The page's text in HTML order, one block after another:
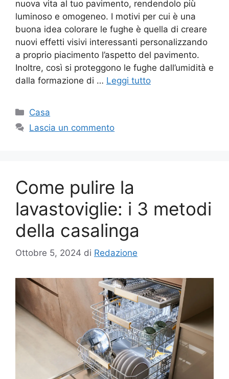
nuova vita al tuo pavimento, rendendolo più
luminoso e omogeneo. I motivi per cui è una
buona idea colorare le fughe è quella di creare
nuovi effetti visivi interessanti personalizzando
a proprio piacimento l’aspetto del pavimento.
Inoltre, così si proteggono le fughe dall’umidità e
dalla formazione di … Leggi tutto
Categorie
Casa
Lascia un commento
Come pulire la
lavastoviglie: i 3 metodi
della casalinga
Ottobre 5, 2024 di Redazione